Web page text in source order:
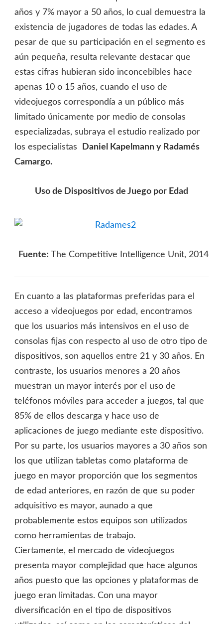
años y 7% mayor a 50 años, lo cual demuestra la
existencia de jugadores de todas las edades. A
pesar de que su participación en el segmento es
aún pequeña, resulta relevante destacar que
estas cifras hubieran sido inconcebibles hace
apenas 10 o 15 años, cuando el uso de
videojuegos correspondía a un público más
limitado únicamente por medio de consolas
especializadas, subraya el estudio realizado por
los especialistas
Daniel Kapelmann y Radamés
Camargo.
Uso de Dispositivos de Juego por Edad
Fuente: The Competitive Intelligence Unit, 2014
En cuanto a las plataformas preferidas para el
acceso a videojuegos por edad, encontramos
que los usuarios más intensivos en el uso de
consolas fijas con respecto al uso de otro tipo de
dispositivos, son aquellos entre 21 y 30 años. En
contraste, los usuarios menores a 20 años
muestran un mayor interés por el uso de
teléfonos móviles para acceder a juegos, tal que
85% de ellos descarga y hace uso de
aplicaciones de juego mediante este dispositivo.
Por su parte, los usuarios mayores a 30 años son
los que utilizan tabletas como plataforma de
juego en mayor proporción que los segmentos
de edad anteriores, en razón de que su poder
adquisitivo es mayor, aunado a que
probablemente estos equipos son utilizados
como herramientas de trabajo.
Ciertamente, el mercado de videojuegos
presenta mayor complejidad que hace algunos
años puesto que las opciones y plataformas de
juego eran limitadas. Con una mayor
diversificación en el tipo de dispositivos